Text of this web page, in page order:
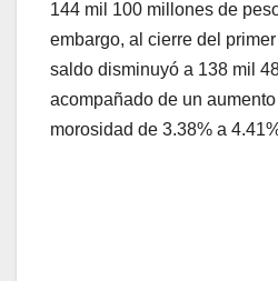
144 mil 100 millones de
embargo, al cierre del
saldo disminuyó a 138 mil
acompañado de un
morosidad de 3.38% a